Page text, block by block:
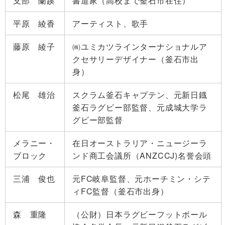
平原 綾香
アーティスト、歌手
藤原 綾子
㈱ユミカツラインターナショナルア
クセサリーデザイナー（釜石市出
身）
松尾 雄治
スクラム釜石キャプテン、元新日鐡
釜石ラグビー部監督、元成城大学ラ
グビー部監督
メラニー・
ブロック
在日オーストラリア・ニュージーラ
ンド商工会議所（ANZCCJ)名誉会頭
三浦 俊也
元FC岐阜監督、元ホーチミン・シテ
ィFC監督（釜石市出身）
森 重隆
（公財）日本ラグビーフットボール